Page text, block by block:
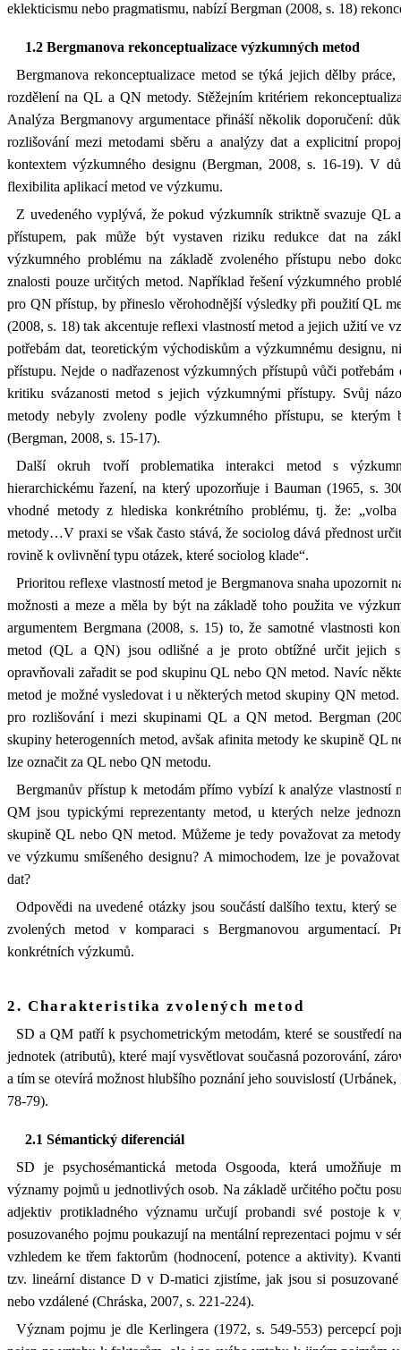
eklekticismu nebo pragmatismu, nabízí Bergman (2008, s. 18)
1.2 Bergmanova rekonceptualizace výzkumných metod
Bergmanova rekonceptualizace metod se týká jejich dělby
rozdělení na QL a QN metody. Stěžejním kritériem
Analýza Bergmanovy argumentace přináší několik doporučení:
rozlišování mezi metodami sběru a analýzy dat a explicitní
kontextem výzkumného designu (Bergman, 2008, s. 16-19). V
flexibilita aplikací metod ve výzkumu.
Z uvedeného vyplývá, že pokud výzkumník striktně svazuje
přístupem, pak může být vystaven riziku redukce dat na
výzkumného problému na základě zvoleného přístupu nebo
znalosti pouze určitých metod. Například řešení výzkumného
pro QN přístup, by přineslo věrohodnější výsledky při použití QL
(2008, s. 18) tak akcentuje reflexi vlastností metod a jejich užití ve
potřebám dat, teoretickým východiskům a výzkumnému designu,
přístupu. Nejde o nadřazenost výzkumných přístupů vůči potřebám
kritiku svázanosti metod s jejich výzkumnými přístupy. Svůj
metody nebyly zvoleny podle výzkumného přístupu, se kterým
(Bergman, 2008, s. 15-17).
Další okruh tvoří problematika interakci metod s
hierarchickému řazení, na který upozorňuje i Bauman (1965, s.
vhodné metody z hlediska konkrétního problému, tj. že:
metody…V praxi se však často stává, že sociolog dává přednost
rovině k ovlivnění typu otázek, které sociolog klade“.
Prioritou reflexe vlastností metod je Bergmanova snaha upozornit
možnosti a meze a měla by být na základě toho použita ve
argumentem Bergmana (2008, s. 15) to, že samotné vlastnosti
metod (QL a QN) jsou odlišné a je proto obtížné určit jejich
opravňovali zařadit se pod skupinu QL nebo QN metod. Navíc
metod je možné vysledovat i u některých metod skupiny QN
pro rozlišování i mezi skupinami QL a QN metod. Bergman
skupiny heterogenních metod, avšak afinita metody ke skupině QL
lze označit za QL nebo QN metodu.
Bergmanův přístup k metodám přímo vybízí k analýze vlastností
QM jsou typickými reprezentanty metod, u kterých nelze
skupině QL nebo QN metod. Můžeme je tedy považovat za
ve výzkumu smíšeného designu? A mimochodem, lze je
dat?
Odpovědi na uvedené otázky jsou součástí dalšího textu, který
zvolených metod v komparaci s Bergmanovou argumentací.
konkrétních výzkumů.
2. Charakteristika zvolených metod
SD a QM patří k psychometrickým metodám, které se soustředí
jednotek (atributů), které mají vysvětlovat současná pozorování,
a tím se otevírá možnost hlubšího poznání jeho souvislostí
78-79).
2.1 Sémantický diferenciál
SD je psychosémantická metoda Osgooda, která umožňuje
významy pojmů u jednotlivých osob. Na základě určitého počtu
adjektiv protikladného významu určují probandi své postoje k
posuzovaného pojmu poukazují na mentální reprezentaci pojmu v
vzhledem ke třem faktorům (hodnocení, potence a aktivity).
tzv. lineární distance D v D-matici zjistíme, jak jsou si
nebo vzdálené (Chráska, 2007, s. 221-224).
Význam pojmu je dle Kerlingera (1972, s. 549-553) percepcí